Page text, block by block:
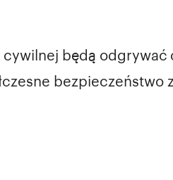
będą